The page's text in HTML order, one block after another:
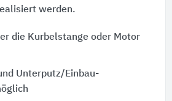
werden.
die Kurbelstange oder Motor
Unterputz/Einbau-